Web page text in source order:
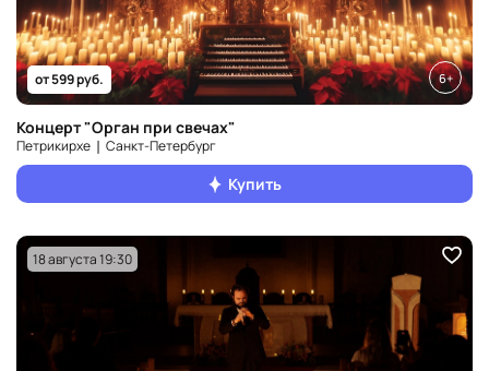
от 599 руб. 6+
Концерт "Орган при свечах"
Петрикирхе ❘ Санкт‑Петербург
Купить
18 августа 19:30